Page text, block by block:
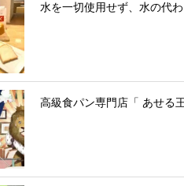
水を一切使用せず、水の代
高級食パン専門店「 あせる